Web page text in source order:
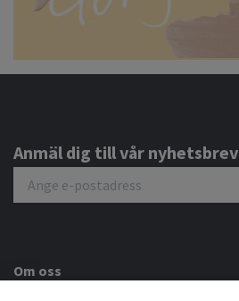
Anmäl dig till vår nyhetsbrev
Om oss